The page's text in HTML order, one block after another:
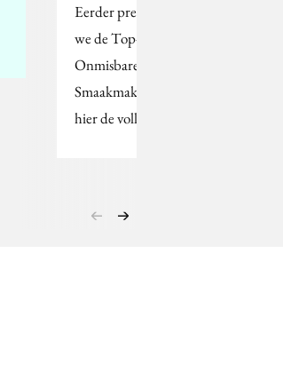
Eerder presenteerden
we de Top-10 der
Onmisbare
Smaakmakers. Bekijk
hier de volledige lijst.